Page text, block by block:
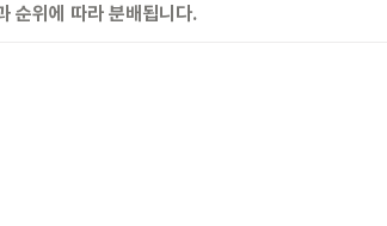
순위에 따라 분배됩니다.